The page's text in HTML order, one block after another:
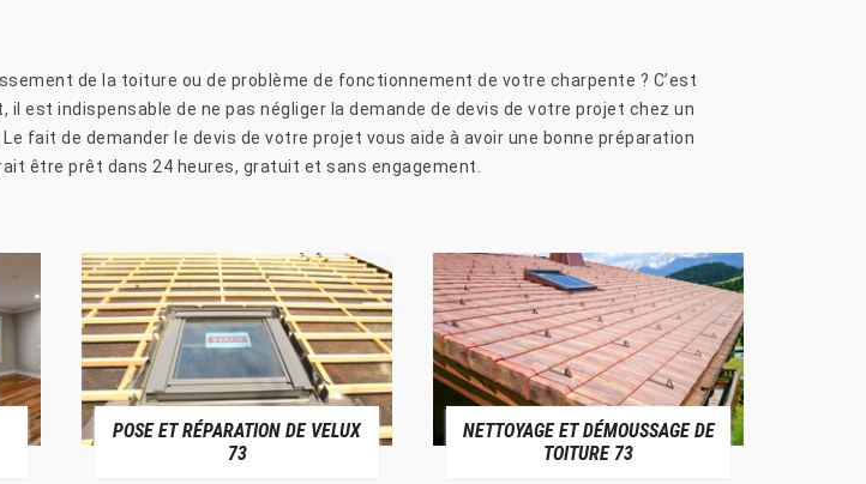
de la toiture ou de problème de fonctionnement de votre charpente ? C’est
est indispensable de ne pas négliger la demande de devis de votre projet chez un
fait de demander le devis de votre projet vous aide à avoir une bonne préparation
être prêt dans 24 heures, gratuit et sans engagement.
POSE ET RÉPARATION DE VELUX
73
NETTOYAGE ET DÉMOUSSAGE DE
TOITURE 73